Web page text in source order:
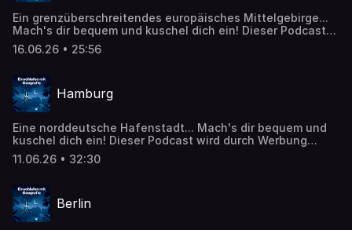
Ein grenzüberschreitendes europäisches Mittelgebirge...
Mach's dir bequem und kuschel dich ein! Dieser Podcast
wird durch Werbung finanziert. Weitere Podcasts, Infos
und Angebote unserer Werbepartner:
basiert auf Inhalten von Wikipedia:
https://en.wikipedia.org/wiki/Eifel Inhalte wurden mithilfe
künstlicher Intelligenz erstellt oder bearbeitet. CC BY-SA
16.06.26 • 25:56
Hamburg
Eine norddeutsche Hafenstadt... Mach's dir bequem und
kuschel dich ein! Dieser Podcast wird durch Werbung
finanziert. Weitere Podcasts, Infos und Angebote unserer
Werbepartner: https://linktr.ee/EinschlafenMitPodcast Die
https://de.wikipedia.org/wiki/Hamburg Inhalte wurden
mithilfe künstlicher Intelligenz erstellt oder bearbeitet. CC
BY-SA 4.0 (https://creativecommons.org/licenses/by-
11.06.26 • 32:30
Berlin